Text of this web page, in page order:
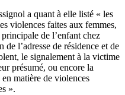
a quant à elle listé « les
violences faites aux femmes,
de l’enfant chez
l’adresse de résidence et de
le signalement à la victime
présumé, ou encore la
matière de violences
».